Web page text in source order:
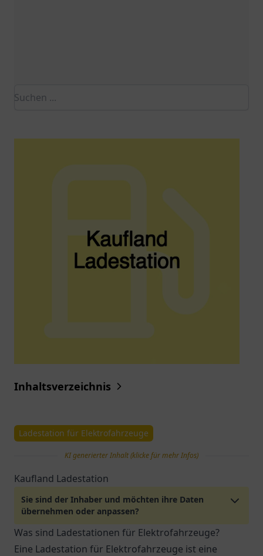
Inhaltsverzeichnis
Ladestation für Elektrofahrzeuge
KI generierter Inhalt (klicke für mehr Infos)
Kaufland Ladestation
Sie sind der Inhaber und möchten ihre Daten
übernehmen oder anpassen?
Was sind Ladestationen für Elektrofahrzeuge?
Eine Ladestation für Elektrofahrzeuge ist eine